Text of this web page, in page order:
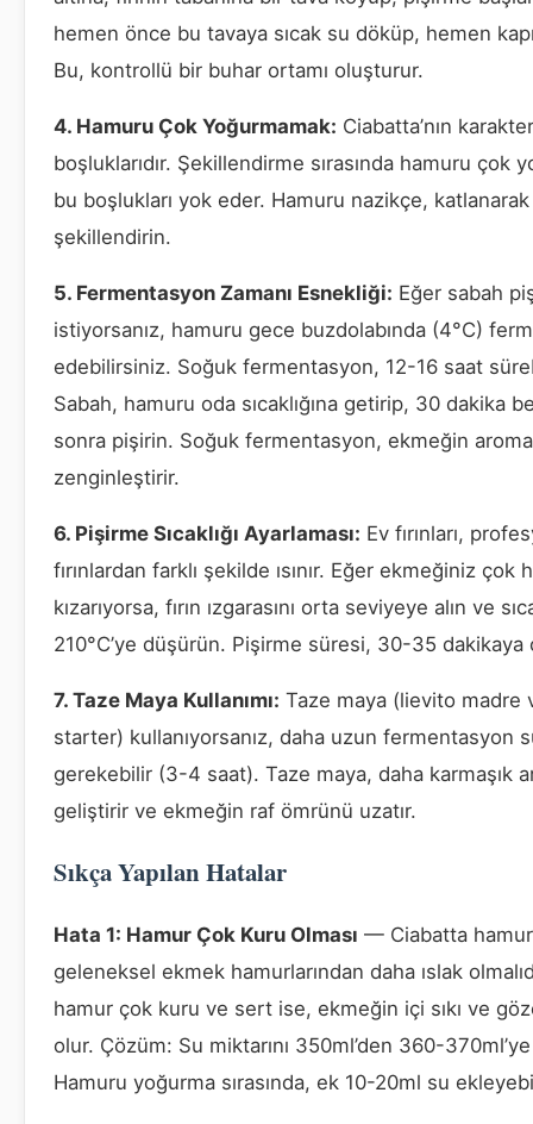
hemen önce bu tavaya sıcak su döküp, hemen
Bu, kontrollü bir buhar ortamı oluşturur.
4. Hamuru Çok Yoğurmamak: Ciabatta’nın
boşluklarıdır. Şekillendirme sırasında hamuru çok
bu boşlukları yok eder. Hamuru nazikçe, katlanarak
şekillendirin.
5. Fermentasyon Zamanı Esnekliği: Eğer sabah
istiyorsanız, hamuru gece buzdolabında (4°C)
edebilirsiniz. Soğuk fermentasyon, 12-16 saat
Sabah, hamuru oda sıcaklığına getirip, 30 dakika
sonra pişirin. Soğuk fermentasyon, ekmeğin
zenginleştirir.
6. Pişirme Sıcaklığı Ayarlaması: Ev fırınları,
fırınlardan farklı şekilde ısınır. Eğer ekmeğiniz çok
kızarıyorsa, fırın ızgarasını orta seviyeye alın ve
210°C’ye düşürün. Pişirme süresi, 30-35 dakikaya
7. Taze Maya Kullanımı: Taze maya (lievito madre
starter) kullanıyorsanız, daha uzun fermentasyon
gerekebilir (3-4 saat). Taze maya, daha karmaşık
geliştirir ve ekmeğin raf ömrünü uzatır.
Sıkça Yapılan Hatalar
Hata 1: Hamur Çok Kuru Olması — Ciabatta
geleneksel ekmek hamurlarından daha ıslak
hamur çok kuru ve sert ise, ekmeğin içi sıkı ve
olur. Çözüm: Su miktarını 350ml’den 360-370ml’ye
Hamuru yoğurma sırasında, ek 10-20ml su